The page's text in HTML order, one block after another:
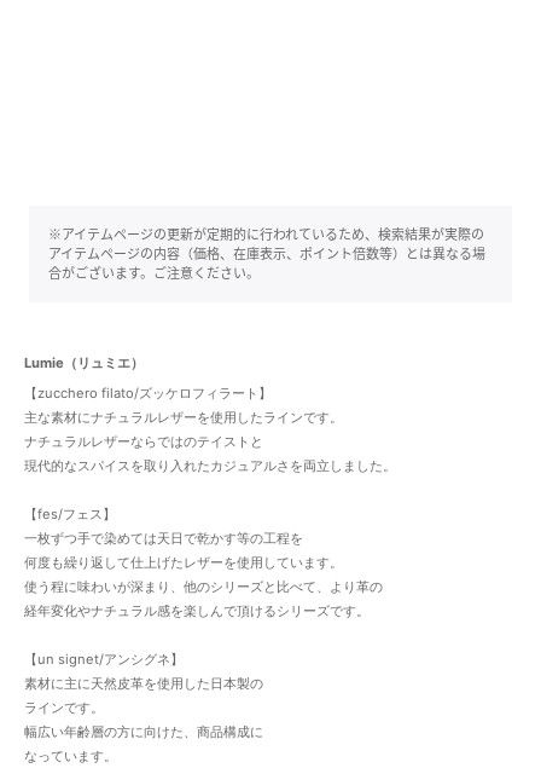
※アイテムページの更新が定期的に行われているため、検索結果が実際の
アイテムページの内容（価格、在庫表示、ポイント倍数等）とは異なる場
合がございます。ご注意ください。
Lumie（リュミエ）
【zucchero filato/ズッケロフィラート】
主な素材にナチュラルレザーを使用したラインです。
ナチュラルレザーならではのテイストと
現代的なスパイスを取り入れたカジュアルさを両立しました。
【fes/フェス】
一枚ずつ手で染めては天日で乾かす等の工程を
何度も繰り返して仕上げたレザーを使用しています。
使う程に味わいが深まり、他のシリーズと比べて、より革の
経年変化やナチュラル感を楽しんで頂けるシリーズです。
【un signet/アンシグネ】
素材に主に天然皮革を使用した日本製の
ラインです。
幅広い年齢層の方に向けた、商品構成に
なっています。